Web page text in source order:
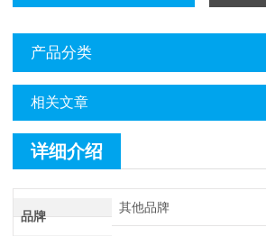
产品分类
相关文章
详细介绍
品牌
其他品牌